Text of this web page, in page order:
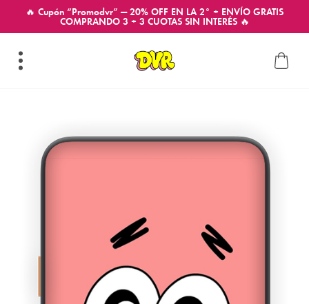
🔥 Cupón “Promodvr” — 20% OFF EN LA 2° + ENVÍO GRATIS
COMPRANDO 3 + 3 CUOTAS SIN INTERÉS 🔥